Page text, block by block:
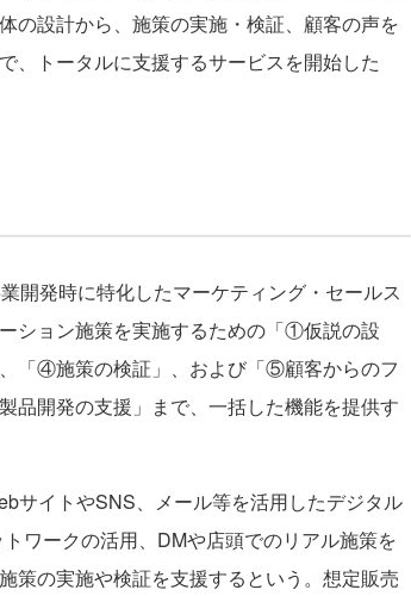
の設計から、施策の実施・検証、顧客の声を
、トータルに支援するサービスを開始した
開発時に特化したマーケティング・セールス
ション施策を実施するための「①仮説の設
「④施策の検証」、および「⑤顧客からのフ
品開発の支援」まで、一括した機能を提供す
サイトやSNS、メール等を活用したデジタル
ワークの活用、DMや店頭でのリアル施策を
策の実施や検証を支援するという。想定販売